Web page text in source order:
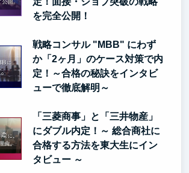
を完全公開！
戦略コンサル "MBB" にわず
か「2ヶ月」のケース対策で内
定！～合格の秘訣をインタビ
ューで徹底解明～
「三菱商事」と「三井物産」
にダブル内定！～ 総合商社に
合格する方法を東大生にイン
タビュー ～